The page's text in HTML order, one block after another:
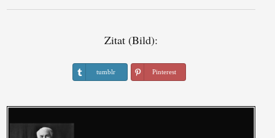
Zitat (Bild):
tumblr Pinterest